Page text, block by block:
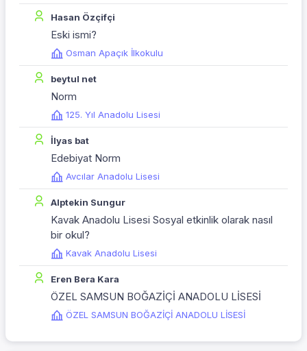
Hasan Özçifçi
Eski ismi?
Osman Apaçık İlkokulu
beytul net
Norm
125. Yıl Anadolu Lisesi
İlyas bat
Edebiyat Norm
Avcılar Anadolu Lisesi
Alptekin Sungur
Kavak Anadolu Lisesi Sosyal etkinlik olarak nasıl
bir okul?
Kavak Anadolu Lisesi
Eren Bera Kara
ÖZEL SAMSUN BOĞAZİÇİ ANADOLU LİSESİ
ÖZEL SAMSUN BOĞAZİÇİ ANADOLU LİSESİ